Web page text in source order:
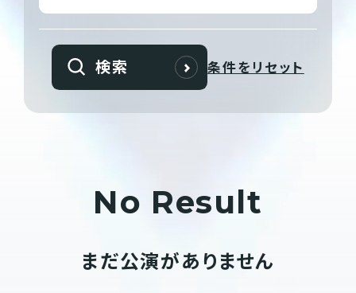
検索 条件をリセット
No Result
まだ公演がありません